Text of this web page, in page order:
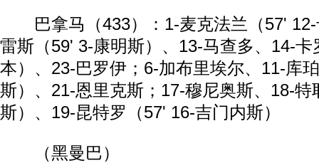
巴拿马（433）：1-麦克法兰（57' 12-
雷斯（59' 3-康明斯）、13-马查多、14-卡
本）、23-巴罗伊；6-加布里埃尔、11-库
斯）、21-恩里克斯；17-穆尼奥斯、18-特
斯）、19-昆特罗（57' 16-吉门内斯）
（黑曼巴）